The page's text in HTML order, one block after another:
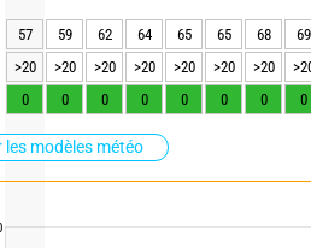
les modèles météo
57 59 62 64 65 65 68
69
>20
>20 >20 >20 >20 >20 >20
0
0 0 0 0 0 0 0